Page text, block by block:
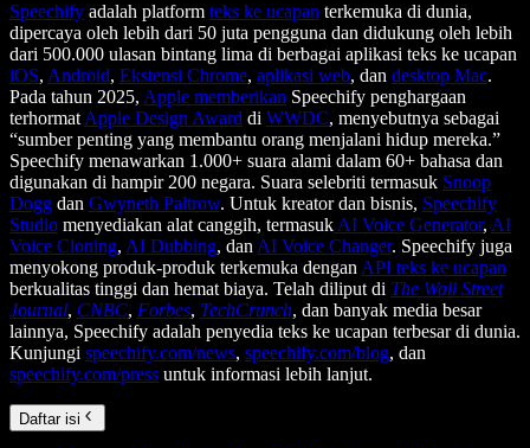
Speechify adalah platform teks ke ucapan terkemuka di dunia,
dipercaya oleh lebih dari 50 juta pengguna dan didukung oleh lebih
dari 500.000 ulasan bintang lima di berbagai aplikasi teks ke ucapan
iOS, Android, Ekstensi Chrome, aplikasi web, dan desktop Mac.
Pada tahun 2025, Apple memberikan Speechify penghargaan
terhormat Apple Design Award di WWDC, menyebutnya sebagai
“sumber penting yang membantu orang menjalani hidup mereka.”
Speechify menawarkan 1.000+ suara alami dalam 60+ bahasa dan
digunakan di hampir 200 negara. Suara selebriti termasuk Snoop
Dogg dan Gwyneth Paltrow. Untuk kreator dan bisnis, Speechify
Studio menyediakan alat canggih, termasuk AI Voice Generator, AI
Voice Cloning, AI Dubbing, dan AI Voice Changer. Speechify juga
menyokong produk-produk terkemuka dengan API teks ke ucapan
berkualitas tinggi dan hemat biaya. Telah diliput di The Wall Street
Journal, CNBC, Forbes, TechCrunch, dan banyak media besar
lainnya, Speechify adalah penyedia teks ke ucapan terbesar di dunia.
Kunjungi speechify.com/news, speechify.com/blog, dan
speechify.com/press untuk informasi lebih lanjut.
Daftar isi